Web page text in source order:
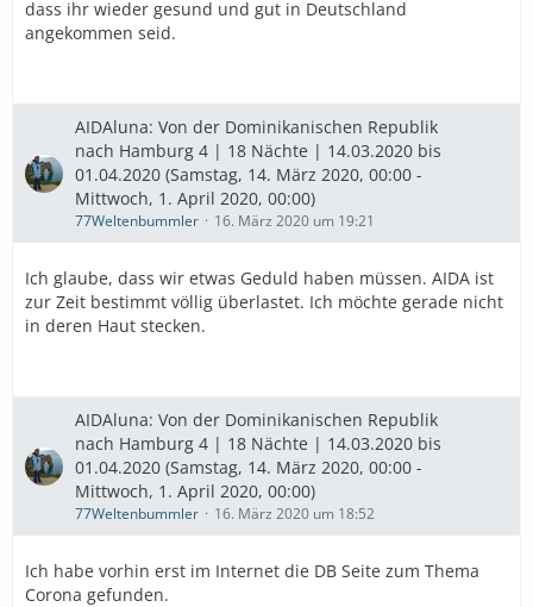
dass ihr wieder gesund und gut in Deutschland
angekommen seid.
AIDAluna: Von der Dominikanischen Republik
nach Hamburg 4 | 18 Nächte | 14.03.2020 bis
01.04.2020 (Samstag, 14. März 2020, 00:00 -
Mittwoch, 1. April 2020, 00:00)
77Weltenbummler 16. März 2020 um 19:21
Ich glaube, dass wir etwas Geduld haben müssen. AIDA ist
zur Zeit bestimmt völlig überlastet. Ich möchte gerade nicht
in deren Haut stecken.
AIDAluna: Von der Dominikanischen Republik
nach Hamburg 4 | 18 Nächte | 14.03.2020 bis
01.04.2020 (Samstag, 14. März 2020, 00:00 -
Mittwoch, 1. April 2020, 00:00)
77Weltenbummler 16. März 2020 um 18:52
Ich habe vorhin erst im Internet die DB Seite zum Thema
Corona gefunden.